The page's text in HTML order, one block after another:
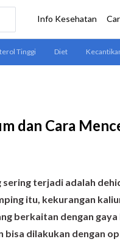
dan Cara
terjadi adalah
itu, kekurangan
berkaitan dengan gaya
bisa dilakukan dengan